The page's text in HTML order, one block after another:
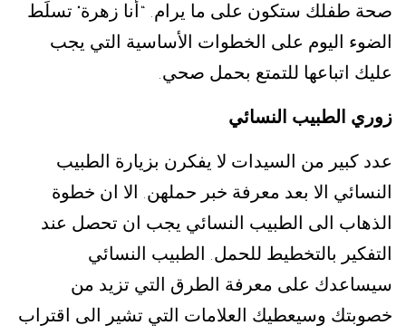
صحة طفلك ستكون على ما يرام. “ أنا زهرة" تسلَط
الضوء اليوم على الخطوات الأساسية التي يجب
عليك اتباعها للتمتع بحمل صحي.
زوري الطبيب النسائي
عدد كبير من السيدات لا يفكرن بزيارة الطبيب
النسائي الا بعد معرفة خبر حملهن.
الا ان خطوة
الذهاب الى الطبيب النسائي يجب ان تحصل عند
التفكير بالتخطيط للحمل.
الطبيب النسائي
سيساعدك على معرفة الطرق التي تزيد من
خصوبتك وسيعطيك العلامات التي تشير الى اقتراب